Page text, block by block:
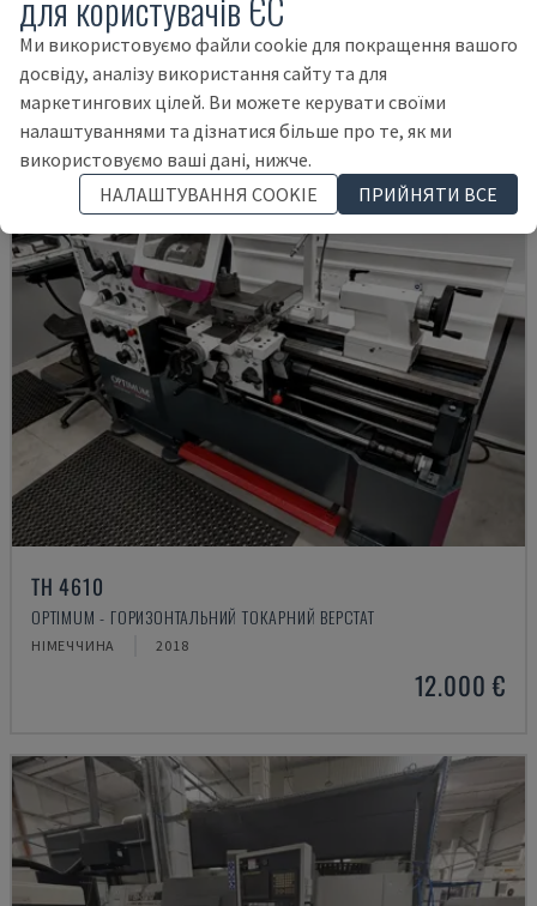
EMCO - ГОРИЗОНТАЛЬНИЙ ТОКАРНИЙ ВЕРСТАТ
НІМЕЧЧИНА 2001
14.000 €
TH 4610
OPTIMUM - ГОРИЗОНТАЛЬНИЙ ТОКАРНИЙ ВЕРСТАТ
НІМЕЧЧИНА 2018
12.000 €
Ми використовуємо файли cookie для покращення вашого
досвіду, аналізу використання сайту та для
маркетингових цілей. Ви можете керувати своїми
налаштуваннями та дізнатися більше про те, як ми
використовуємо ваші дані, нижче.
НАЛАШТУВАННЯ COOKIE
ПРИЙНЯТИ ВСЕ